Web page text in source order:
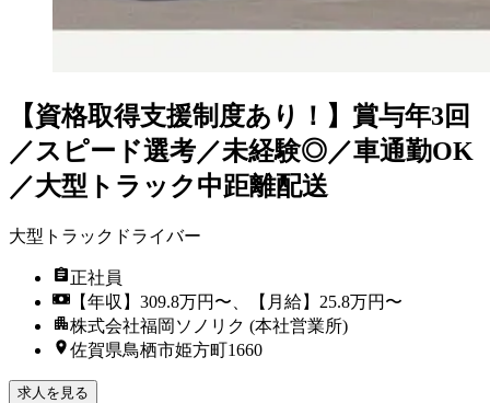
【資格取得支援制度あり！】賞与年3回
／スピード選考／未経験◎／車通勤OK
／大型トラック中距離配送
大型トラックドライバー
正社員
【年収】309.8万円〜、【月給】25.8万円〜
株式会社福岡ソノリク (本社営業所)
佐賀県鳥栖市姫方町1660
求人を見る